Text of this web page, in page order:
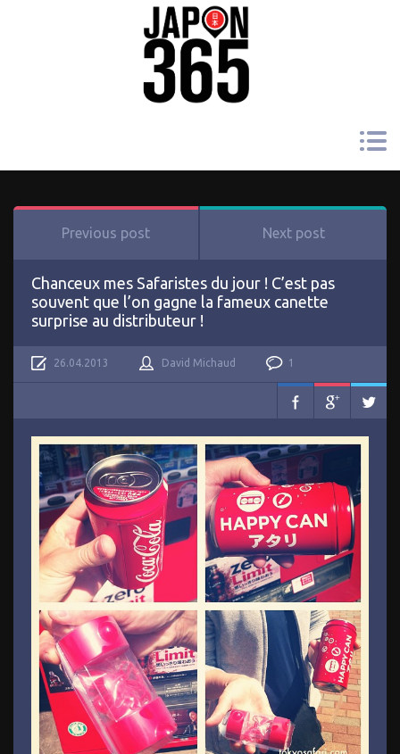
Previous post Next post
Chanceux mes Safaristes du jour ! C’est pas
souvent que l’on gagne la fameux canette
surprise au distributeur !
26.04.2013 David Michaud 1